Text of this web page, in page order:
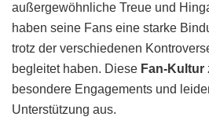
außergewöhnliche Treue und
haben seine Fans eine starke
trotz der verschiedenen
begleitet haben. Diese Fan-Kultur
besondere Engagements und
Unterstützung aus.